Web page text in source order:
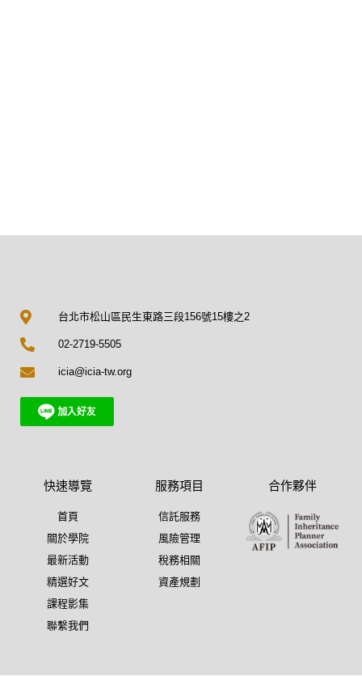
台北市松山區民生東路三段156號15樓之2
02-2719-5505
icia@icia-tw.org
快速導覽
首頁
關於學院
最新活動
精選好文
課程影集
聯繫我們
服務項目
信託服務
風險管理
稅務相關
資產規劃
合作夥伴